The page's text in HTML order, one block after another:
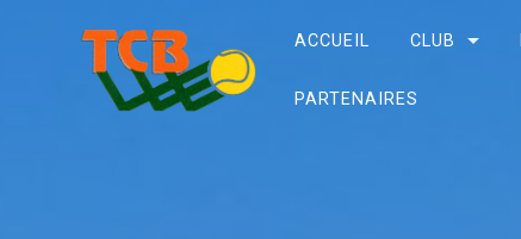
ACCUEIL CLUB
PARTENAIRES